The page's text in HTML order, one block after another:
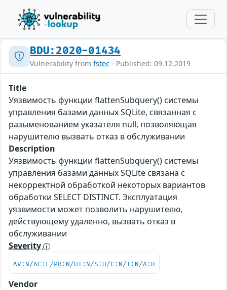
BDU:2020-01434
Vulnerability from fstec - Published: 09.12.2019
Title
Уязвимость функции flattenSubquery() системы
управления базами данных SQLite, связанная с
разыменованием указателя null, позволяющая
нарушителю вызвать отказ в обслуживании
Description
Уязвимость функции flattenSubquery() системы
управления базами данных SQLite связана с
некорректной обработкой некоторых вариантов
обработки SELECT DISTINCT. Эксплуатация
уязвимости может позволить нарушителю,
действующему удаленно, вызвать отказ в
обслуживании
Severity
AV:N/AC:L/PR:N/UI:N/S:U/C:N/I:N/A:H
Vendor